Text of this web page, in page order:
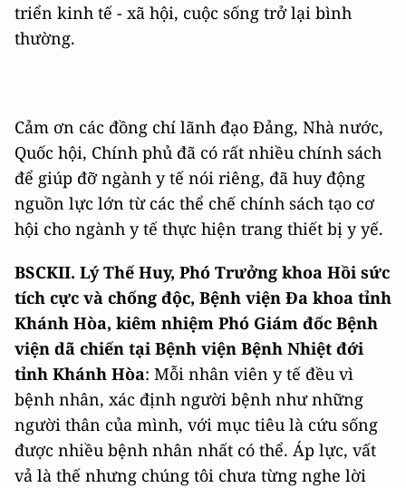
triển kinh tế - xã hội, cuộc sống trở lại bình
thường.
Cảm ơn các đồng chí lãnh đạo Đảng, Nhà nước,
Quốc hội, Chính phủ đã có rất nhiều chính sách
để giúp đỡ ngành y tế nói riêng, đã huy động
nguồn lực lớn từ các thể chế chính sách tạo cơ
hội cho ngành y tế thực hiện trang thiết bị y yế.
BSCKII. Lý Thế Huy, Phó Trưởng khoa Hồi sức
tích cực và chống độc, Bệnh viện Đa khoa tỉnh
Khánh Hòa, kiêm nhiệm Phó Giám đốc Bệnh
viện dã chiến tại Bệnh viện Bệnh Nhiệt đới
tỉnh Khánh Hòa: Mỗi nhân viên y tế đều vì
bệnh nhân, xác định người bệnh như những
người thân của mình, với mục tiêu là cứu sống
được nhiều bệnh nhân nhất có thể. Áp lực, vất
vả là thế nhưng chúng tôi chưa từng nghe lời